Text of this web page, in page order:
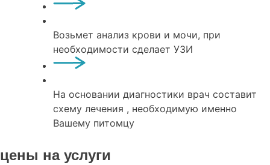
Возьмет анализ крови и мочи, при
необходимости сделает УЗИ
На основании диагностики врач составит
схему лечения , необходимую именно
Вашему питомцу
цены на услуги